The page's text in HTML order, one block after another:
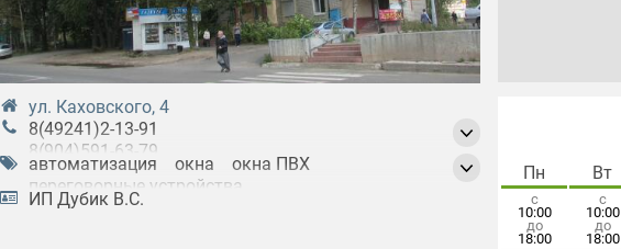
ул. Каховского, 4
8(49241)2-13-91
8(904)591-63-79
8(903)831-08-70
автоматизация окна
окна ПВХ
переговорные устройства
ремонт и обслуживание домофонов
ИП Дубик В.С.
Пн
с
10:00
до
18:00
Вт
с
10:00
до
18:00